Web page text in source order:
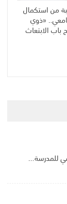
من استكمال
«ذوي
باب الابتعاث
للمدرسة…